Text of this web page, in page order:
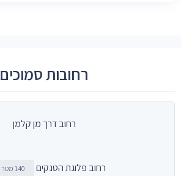
רחובות סמוכים
רחוב דרך מן קלמן
רחוב פלוגת הטנקים 140 מטר